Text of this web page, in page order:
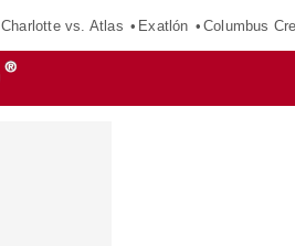
Charlotte vs. Atlas Exatlón Columbus